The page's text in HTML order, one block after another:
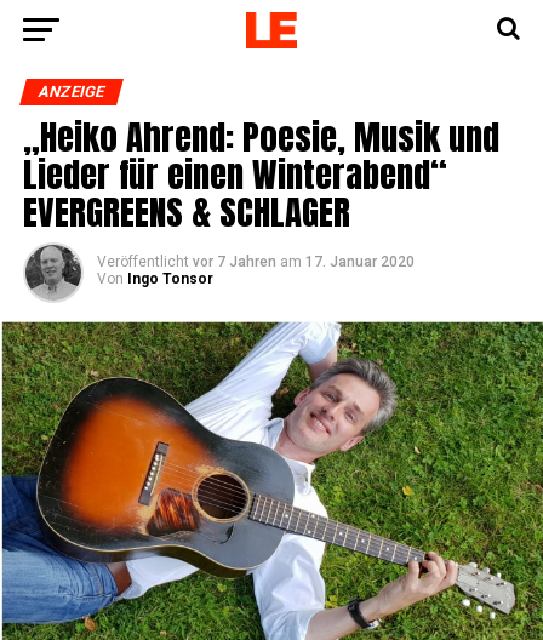
ANZEIGE
„Hei­ko Ahrend: Poe­sie, Musik und
Lie­der für einen Win­ter­abend“
EVERGREENS & SCHLAGER
Veröffentlicht vor 7 Jahren am 17. Januar 2020
Von
Ingo Tonsor